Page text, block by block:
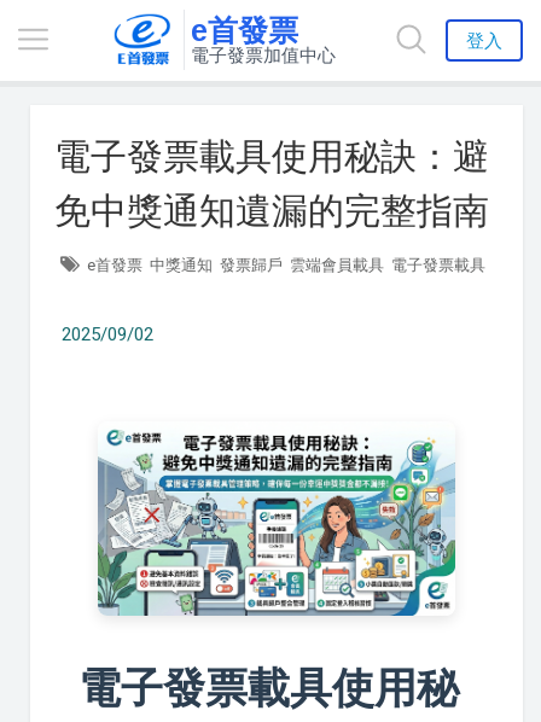
e首發票
電子發票加值中心
登入
電子發票載具使用秘訣：避
免中獎通知遺漏的完整指南
e首發票 中獎通知 發票歸戶 雲端會員載具 電子發票載具
2025/09/02
電子發票載具使用秘